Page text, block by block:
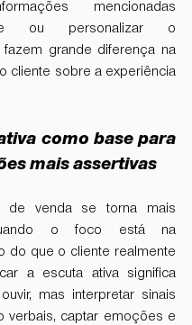
mencionadas
ou personalizar o
fazem grande diferença na
cliente sobre a experiência
como base para
mais assertivas
de venda se torna mais
o foco está na
do que o cliente realmente
a escuta ativa significa
mas interpretar sinais
verbais, captar emoções e